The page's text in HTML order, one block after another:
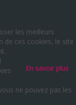
les meilleurs
de ces cookies, le site
En savoir plus
ne pouvez pas les